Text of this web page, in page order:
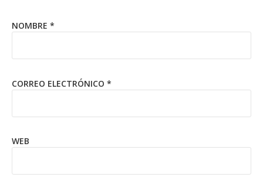
NOMBRE *
CORREO ELECTRÓNICO *
WEB